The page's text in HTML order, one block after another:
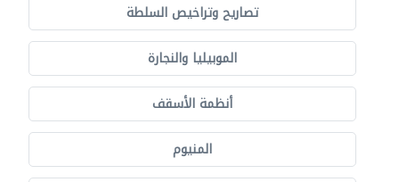
تصاريح وتراخيص السلطة
الموبيليا والنجارة
أنظمة الأسقف
المنيوم